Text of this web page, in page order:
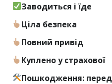
Заводиться і їде
Ціла безпека
Повний привід
Куплено у страхової
Пошкодження: